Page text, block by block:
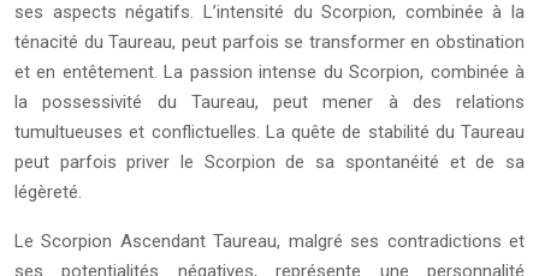
ses aspects négatifs. L’intensité du Scorpion, combinée à la
ténacité du Taureau, peut parfois se transformer en obstination
et en entêtement. La passion intense du Scorpion, combinée à
la possessivité du Taureau, peut mener à des relations
tumultueuses et conflictuelles. La quête de stabilité du Taureau
peut parfois priver le Scorpion de sa spontanéité et de sa
légèreté.
Le Scorpion Ascendant Taureau, malgré ses contradictions et
ses potentialités négatives, représente une personnalité